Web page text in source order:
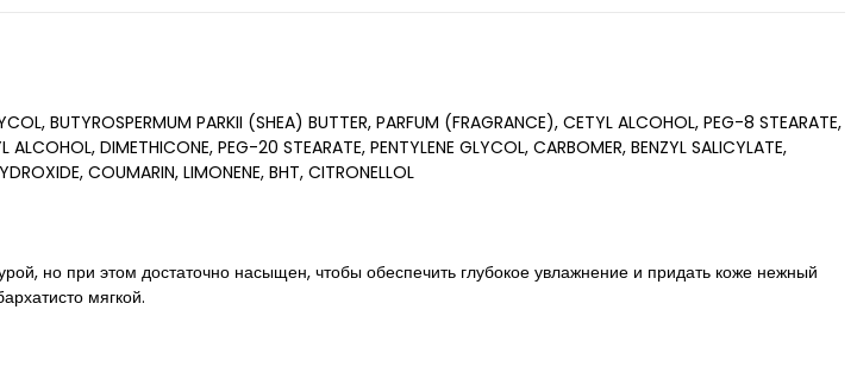
BUTYROSPERMUM PARKII (SHEA) BUTTER, PARFUM (FRAGRANCE), CETYL ALCOHOL, PEG-8 STEARATE,
DIMETHICONE, PEG-20 STEARATE, PENTYLENE GLYCOL, CARBOMER, BENZYL SALICYLATE,
COUMARIN, LIMONENE, BHT, CITRONELLOL
но при этом достаточно насыщен, чтобы обеспечить глубокое увлажнение и придать коже нежный
мягкой.